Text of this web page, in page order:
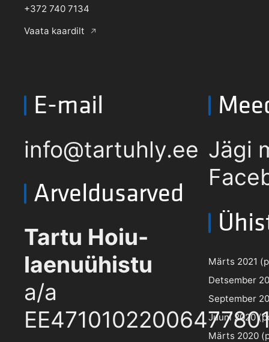
+372 740 7134
Vaata kaardilt
E-mail
info@tartuhly.ee
Arveldusarved
Tartu Hoiu-
laenuühistu
a/a
Jägi
Märts 2021
Detsember
September
Juuni 2020
Märts 2020